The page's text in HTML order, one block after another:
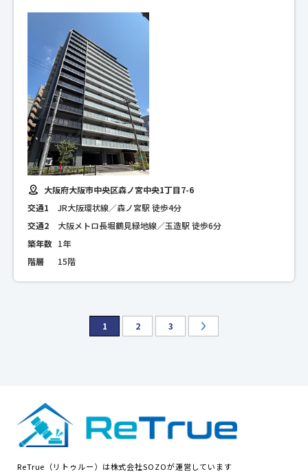
大阪府大阪市中央区森ノ宮中央1丁目7-6
交通1
JR大阪環状線／森ノ宮駅 徒歩4分
交通2
大阪メトロ長堀鶴見緑地線／玉造駅 徒歩6分
築年数 1年
階層
15階
1 2 3
ReTrue（リトゥルー）は株式会社SOZOが運営しています